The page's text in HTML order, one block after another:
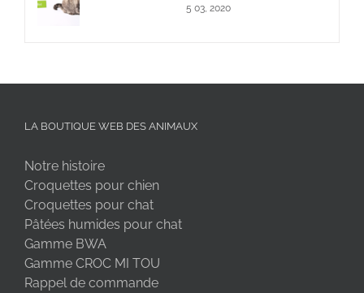
5 03, 2020
LA BOUTIQUE WEB DES ANIMAUX
Notre histoire
Croquettes pour chien
Croquettes pour chat
Pâtées humides pour chat
Gamme BWA
Gamme CROC MI TOU
Rappel de commande